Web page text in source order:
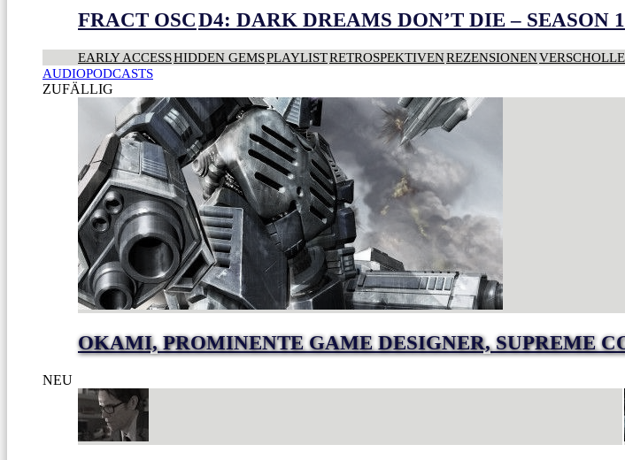
FRACT OSCD4: DARK DREAMS DON’T DIE – SEASON 1
EARLY ACCESSHIDDEN GEMSPLAYLISTRETROSPEKTIVENREZENSIONEN
AUDIOPODCASTS
ZUFÄLLIG
OKAMI, PROMINENTE GAME DESIGNER, SUPREME
NEU